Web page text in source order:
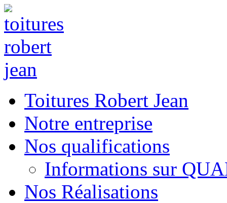
Toitures Robert Jean
Notre entreprise
Nos qualifications
Informations sur
Nos Réalisations